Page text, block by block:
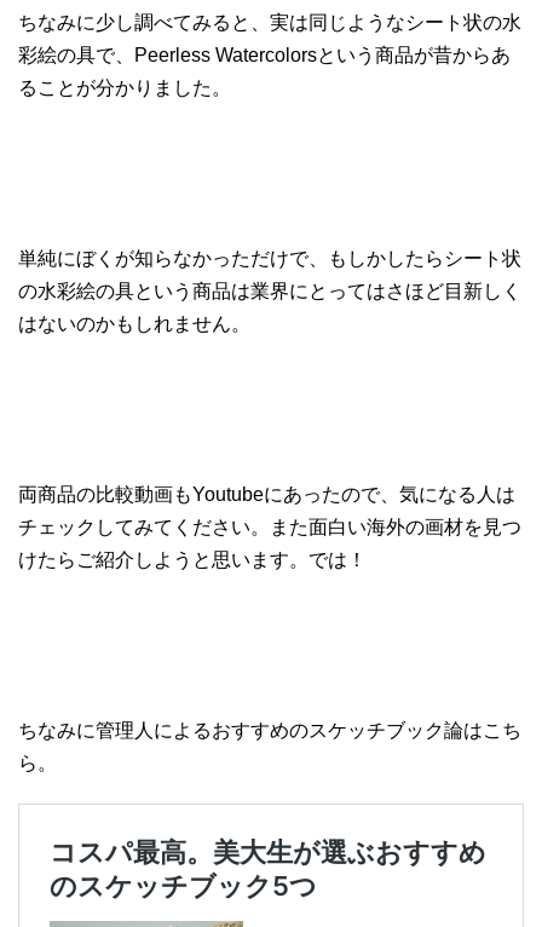
ちなみに少し調べてみると、実は同じようなシート状の水
彩絵の具で、Peerless Watercolorsという商品が昔からあ
ることが分かりました。
単純にぼくが知らなかっただけで、もしかしたらシート状
の水彩絵の具という商品は業界にとってはさほど目新しく
はないのかもしれません。
両商品の比較動画もYoutubeにあったので、気になる人は
チェックしてみてください。また面白い海外の画材を見つ
けたらご紹介しようと思います。では！
ちなみに管理人によるおすすめのスケッチブック論はこち
ら。